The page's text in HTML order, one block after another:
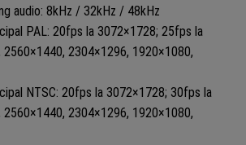
audio: 8kHz / 32kHz / 48kHz
PAL: 20fps la 3072×1728; 25fps la
2304×1296, 1920×1080,
NTSC: 20fps la 3072×1728; 30fps la
2304×1296, 1920×1080,